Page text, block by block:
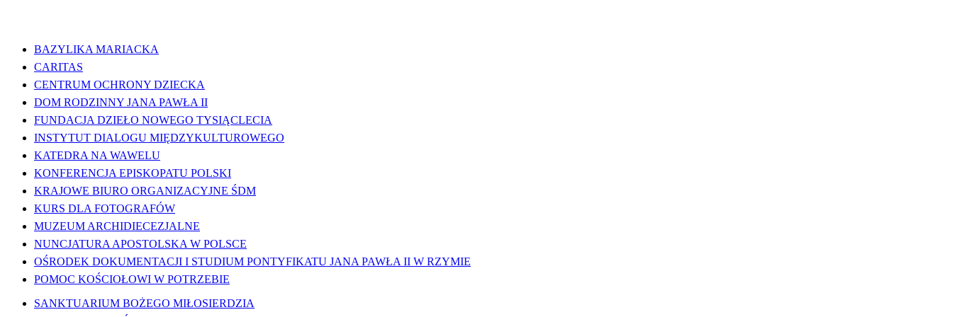
BAZYLIKA MARIACKA
CARITAS
CENTRUM OCHRONY DZIECKA
DOM RODZINNY JANA PAWŁA II
FUNDACJA DZIEŁO NOWEGO TYSIĄCLECIA
INSTYTUT DIALOGU MIĘDZYKULTUROWEGO
KATEDRA NA WAWELU
KONFERENCJA EPISKOPATU POLSKI
KRAJOWE BIURO ORGANIZACYJNE ŚDM
KURS DLA FOTOGRAFÓW
MUZEUM ARCHIDIECEZJALNE
NUNCJATURA APOSTOLSKA W POLSCE
OŚRODEK DOKUMENTACJI I STUDIUM PONTYFIKATU JANA PAWŁA II W RZYMIE
POMOC KOŚCIOŁOWI W POTRZEBIE
SANKTUARIUM BOŻEGO MIŁOSIERDZIA